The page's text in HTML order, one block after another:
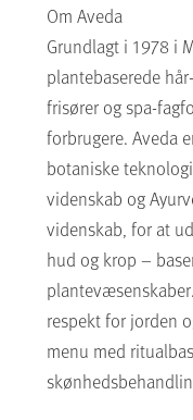
Om Aveda
Grundlagt i 1978 i
plantebaserede
frisører og spa-
forbrugere. Aveda
botaniske
videnskab og
videnskab, for at
hud og krop –
respekt for jorden
menu med